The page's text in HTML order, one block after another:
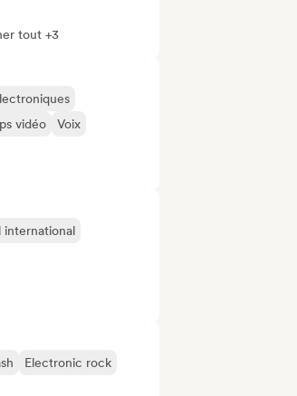
tout +3
vidéo Voix
international
Electronic rock